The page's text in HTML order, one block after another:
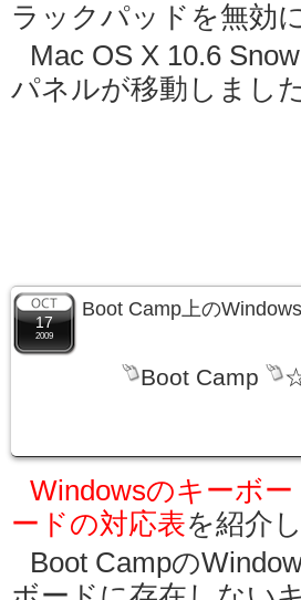
ラックパッドを無効
Mac OS X 10.6
パネルが移動しました
17
2009
Boot Camp上の
Boot Camp
Windowsのキーボ
ードの対応表を紹介
Boot Campの